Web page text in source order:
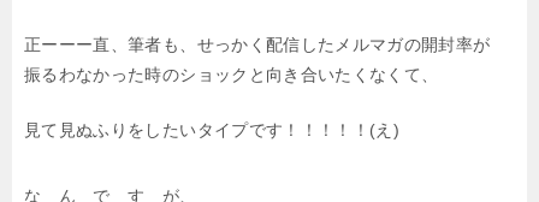
正ーーー直、筆者も、せっかく配信したメルマガの開封率が
振るわなかった時のショックと向き合いたくなくて、
見て見ぬふりをしたいタイプです！！！！！(え)
な ん で す が、